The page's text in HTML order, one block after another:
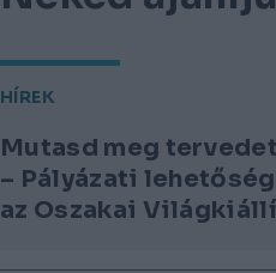
HÍREK
Mutasd meg
– Pályázati
az Oszakai